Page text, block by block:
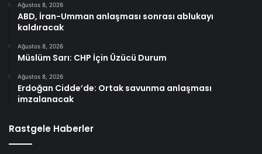
Ağustos 8, 2026
ABD, İran-Umman anlaşması sonrası ablukayı
kaldıracak
Ağustos 8, 2026
Müslüm Sarı: CHP İçin Üzücü Durum
Ağustos 8, 2026
Erdoğan Cidde’de: Ortak savunma anlaşması
imzalanacak
Rastgele Haberler